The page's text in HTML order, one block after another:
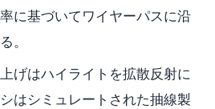
に基づいてワイヤーパスに沿
。
げはハイライトを拡散反射に
はシミュレートされた抽線製